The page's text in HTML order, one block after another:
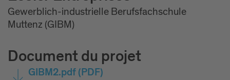
Gewerblich-industrielle Berufsfachschule
Muttenz (GIBM)
Document du projet
GIBM2.pdf(PDF)